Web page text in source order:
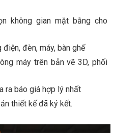
không gian mặt bằng cho
đèn, máy, bàn ghế
máy trên bản vẽ 3D, phối
ra báo giá hợp lý nhất
thiết kế đã ký kết.